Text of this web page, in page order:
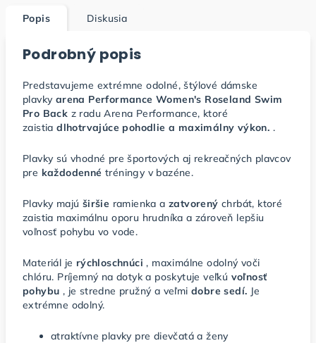
Popis Diskusia
Podrobný popis
Predstavujeme extrémne odolné, štýlové dámske
plavky arena Performance Women's Roseland Swim
Pro Back z radu Arena Performance, ktoré
zaistia dlhotrvajúce pohodlie a maximálny výkon. .
Plavky sú vhodné pre športových aj rekreačných plavcov
pre každodenné tréningy v bazéne.
Plavky majú širšie ramienka a zatvorený chrbát, ktoré
zaistia maximálnu oporu hrudníka a zároveň lepšiu
voľnosť pohybu vo vode.
Materiál je rýchloschnúci , maximálne odolný voči
chlóru. Príjemný na dotyk a poskytuje veľkú voľnosť
pohybu , je stredne pružný a veľmi dobre sedí. Je
extrémne odolný.
atraktívne plavky pre dievčatá a ženy